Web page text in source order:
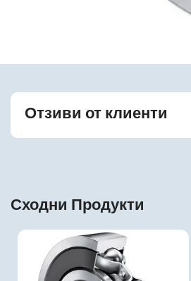
Отзиви от клиенти
Сходни Продукти